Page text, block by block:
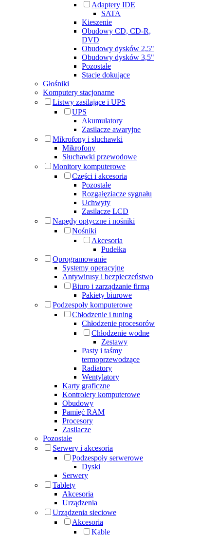
Adaptery IDE
SATA
Kieszenie
Obudowy CD, CD-R,
DVD
Obudowy dysków 2,5"
Obudowy dysków 3,5"
Pozostałe
Stacje dokujące
Głośniki
Komputery stacjonarne
Listwy zasilające i UPS
UPS
Akumulatory
Zasilacze awaryjne
Mikrofony i słuchawki
Mikrofony
Słuchawki przewodowe
Monitory komputerowe
Części i akcesoria
Pozostałe
Rozgałęziacze sygnału
Uchwyty
Zasilacze LCD
Napędy optyczne i nośniki
Nośniki
Akcesoria
Pudełka
Oprogramowanie
Systemy operacyjne
Antywirusy i bezpieczeństwo
Biuro i zarządzanie firmą
Pakiety biurowe
Podzespoły komputerowe
Chłodzenie i tuning
Chłodzenie procesorów
Chłodzenie wodne
Zestawy
Pasty i taśmy
termoprzewodzące
Radiatory
Wentylatory
Karty graficzne
Kontrolery komputerowe
Obudowy
Pamięć RAM
Procesory
Zasilacze
Pozostałe
Serwery i akcesoria
Podzespoły serwerowe
Dyski
Serwery
Tablety
Akcesoria
Urządzenia
Urządzenia sieciowe
Akcesoria
Kable